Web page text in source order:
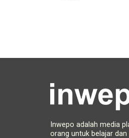
Inwepo adalah media
orang untuk belajar